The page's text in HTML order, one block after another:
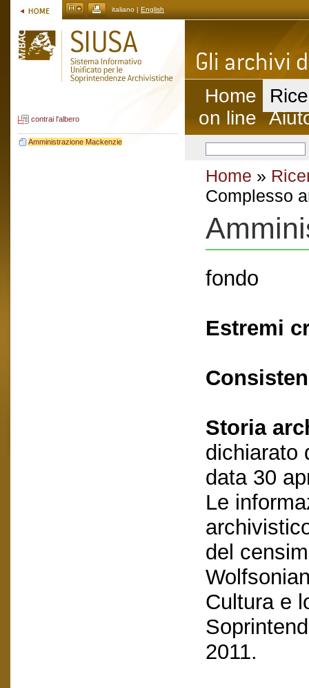
italiano | English
contrai l'albero
Amministrazione Mackenzie
Home
on line
Home »
Complesso
fondo
Estremi
Storia
dichiarato
data 30
Le
del
Cultura e
2011.